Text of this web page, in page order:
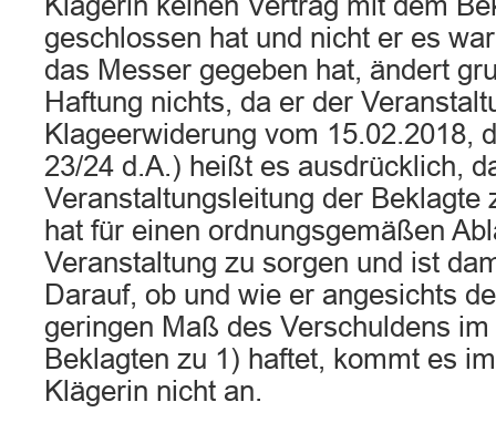
geschlossen hat und nicht er es
das Messer gegeben hat, ändert
Haftung nichts, da er der
Klageerwiderung vom 15.02.2018,
23/24 d.A.) heißt es ausdrücklich,
Veranstaltungsleitung der Beklagte
hat für einen ordnungsgemäßen
Veranstaltung zu sorgen und ist
Darauf, ob und wie er angesichts
geringen Maß des Verschuldens
Beklagten zu 1) haftet, kommt es
Klägerin nicht an.